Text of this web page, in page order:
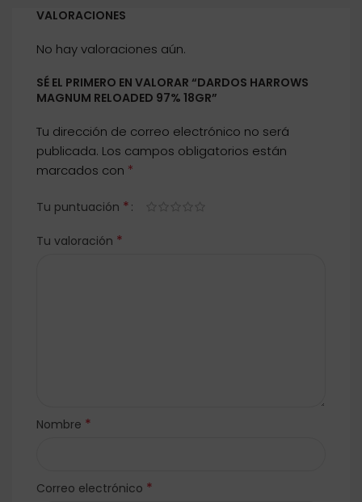
VALORACIONES
No hay valoraciones aún.
SÉ EL PRIMERO EN VALORAR “DARDOS HARROWS
MAGNUM RELOADED 97% 18GR”
Tu dirección de correo electrónico no será
publicada. Los campos obligatorios están
marcados con *
Tu puntuación *
Tu valoración *
Nombre *
Correo electrónico *